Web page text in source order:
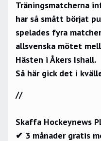
Träningsmatcherna
har så smått börjat
spelades fyra
allsvenska mötet
Hästen i Åkers Ishall.
Så här gick det i
//
Skaffa Hockeynews
✔ 3 månader gratis